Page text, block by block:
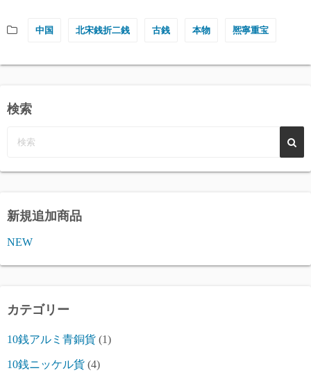
中国 北宋銭折二銭 古銭 本物 熈寧重宝
検索
新規追加商品
NEW
カテゴリー
10銭アルミ青銅貨 (1)
10銭ニッケル貨 (4)